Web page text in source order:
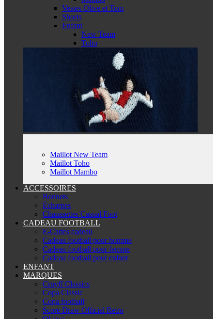
Vestes Olive et Tom
Shorts
Enfant
New Team
Toho
Maillot New Team
Maillot Toho
Maillot Mambo
ACCESSOIRES
Bonnets
Écharpes
Chaussettes Casual Foot
CADEAU FOOTBALL
E-Cartes cadeau
Cadeau football pour homme
Cadeau football pour femme
Cadeau football pour enfant
ENFANT
MARQUES
Cruyff Classics
Copa Classic
Copa football
Score Draw Official Retro